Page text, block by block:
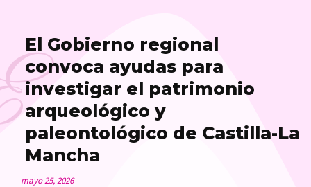
El Gobierno regional
convoca ayudas para
investigar el patrimonio
arqueológico y
paleontológico de Castilla-La
Mancha
mayo 25, 2026